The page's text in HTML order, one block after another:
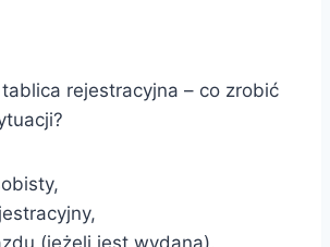
rejestracyjna – co zrobić
(jeżeli jest wydana),